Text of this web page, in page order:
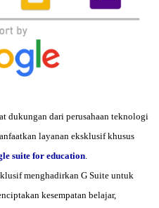
dukungan dari perusahaan teknologi
layanan eksklusif khusus
suite for education
menghadirkan G Suite untuk
kesempatan belajar,